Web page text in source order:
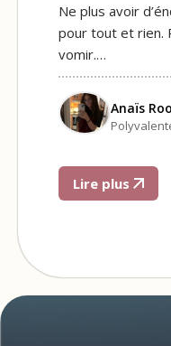
Ne plus avoir
pour tout et rien.
vomir.…
Anaïs
Lire plus